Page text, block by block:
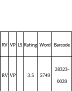
RV VP LS Rating Word Barcode
RV VP 3.5 5749
28323-
0039